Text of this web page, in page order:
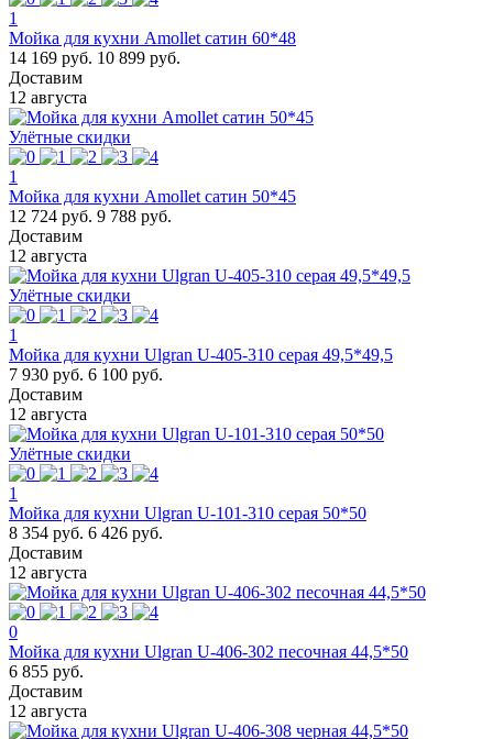
1
Мойка для кухни Amollet сатин 60*48
14 169 руб. 10 899 руб.
Доставим
12 августа
Улётные скидки
1
Мойка для кухни Amollet сатин 50*45
12 724 руб. 9 788 руб.
Доставим
12 августа
Улётные скидки
1
Мойка для кухни Ulgran U-405-310 серая 49,5*49,5
7 930 руб. 6 100 руб.
Доставим
12 августа
Улётные скидки
1
Мойка для кухни Ulgran U-101-310 серая 50*50
8 354 руб. 6 426 руб.
Доставим
12 августа
0
Мойка для кухни Ulgran U-406-302 песочная 44,5*50
6 855 руб.
Доставим
12 августа